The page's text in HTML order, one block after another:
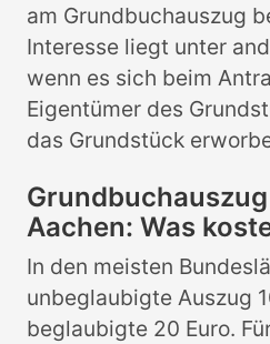
am Grundbuchauszug
Interesse liegt unter
wenn es sich beim
Eigentümer des
das Grundstück
Aachen: Was
In den meisten
unbeglaubigte Auszug
beglaubigte 20 Euro.